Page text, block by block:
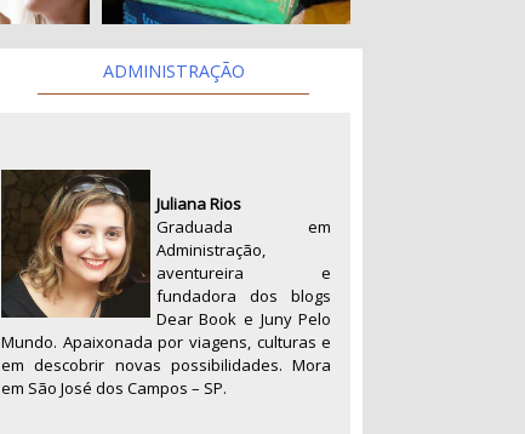
ADMINISTRAÇÃO
Juliana Rios
Graduada em
Administração,
aventureira e
fundadora dos blogs
Dear Book e Juny Pelo
Mundo. Apaixonada por viagens, culturas e
em descobrir novas possibilidades. Mora
em São José dos Campos – SP.